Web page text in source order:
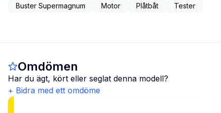
Buster Supermagnum Motor Plåtbåt Tester
Omdömen
Har du ägt, kört eller seglat denna modell?
+ Bidra med ett omdöme